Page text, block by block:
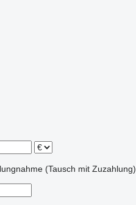
(Tausch mit Zuzahlung)